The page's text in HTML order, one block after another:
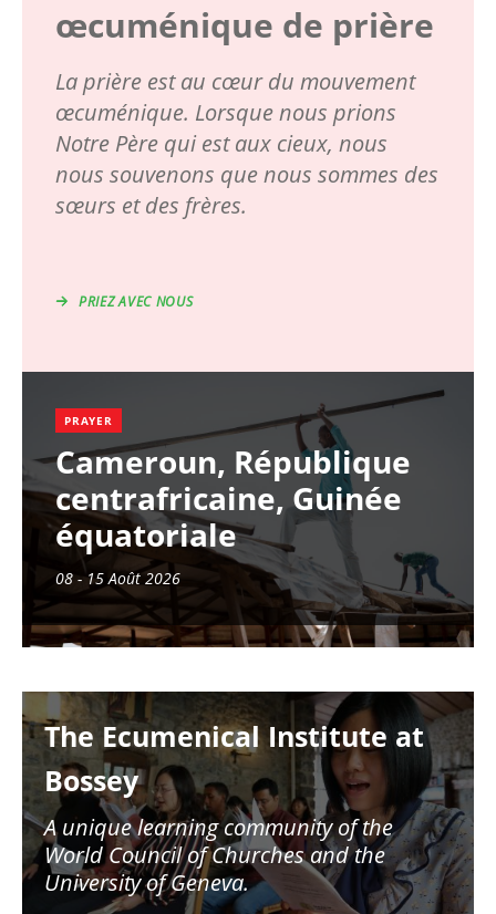
œcuménique de prière
La prière est au cœur du mouvement
œcuménique. Lorsque nous prions
Notre Père qui est aux cieux, nous
nous souvenons que nous sommes des
sœurs et des frères.
PRIEZ AVEC NOUS
PRAYER
Cameroun, République
centrafricaine, Guinée
équatoriale
08 - 15 Août 2026
The Ecumenical Institute at
Bossey
A unique learning community of the
World Council of Churches and the
University of Geneva.